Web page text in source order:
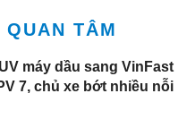
TÂM
máy dầu sang VinFast
7, chủ xe bớt nhiều nỗi